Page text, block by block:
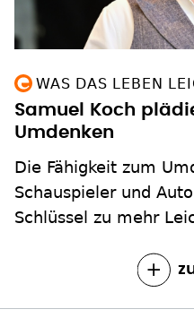
WAS DAS LEBEN
Samuel Koch
Umdenken
Die Fähigkeit zum
Schauspieler und
Schlüssel zu mehr